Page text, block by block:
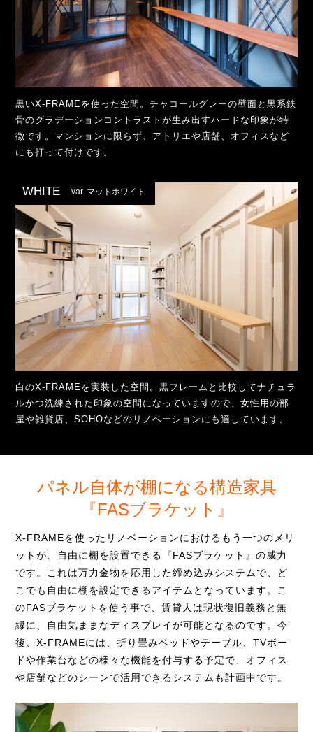
黒いX-FRAMEを使った空間。チャコールグレーの壁面と黒系鉄
骨のグラデーションコントラストが生み出すハードな印象が特
徴です。マンションに限らず、アトリエや店舗、オフィスなど
にも打って付けです。
WHITE var. マットホワイト
白のX-FRAMEを実装した空間。黒フレームと比較してナチュラ
ルかつ洗練された印象の空間になっていますので、女性用の部
屋や雑貨店、SOHOなどのリノベーションにも適しています。
パネル自体が棚になる構造家具
『FASブラケット』
X-FRAMEを使ったリノベーションにおけるもう一つのメリ
ットが、自由に棚を設置できる『FASブラケット』の威力
です。これは万力金物を応用した締め込みシステムで、ど
こでも自由に棚を設定できるアイテムとなっています。こ
のFASブラケットを使う事で、賃貸人は現状復旧義務と無
縁に、自由気ままなディスプレイが可能となるのです。今
後、X-FRAMEには、折り畳みベッドやテーブル、TVボー
ドや作業台などの様々な機能を付与する予定で、オフィス
や店舗などのシーンで活用できるシステムも計画中です。